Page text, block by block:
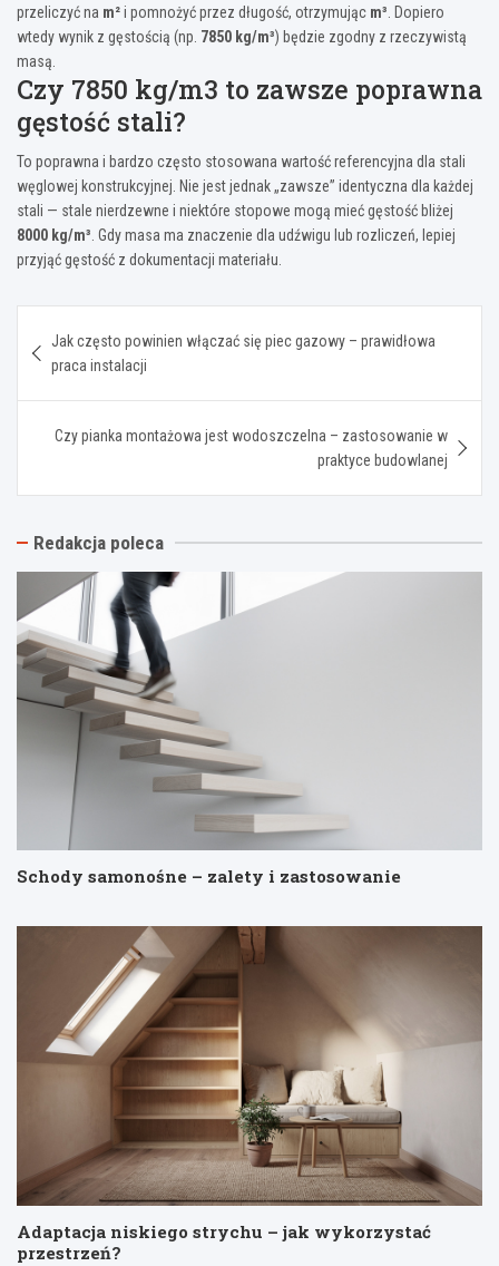
przeliczyć na m²i pomnożyć przez długość, otrzymując m³ . Dopiero
wtedy wynik z gęstością (np. 7850 kg/m³) będzie zgodny z rzeczywistą
masą.
Czy 7850 kg/m3 to zawsze poprawna
gęstość stali?
To poprawna i bardzo często stosowana wartość referencyjna dla stali
węglowej konstrukcyjnej. Nie jest jednak „zawsze” identyczna dla każdej
stali — stale nierdzewne i niektóre stopowe mogą mieć gęstość bliżej
8000 kg/m³ . Gdy masa ma znaczenie dla udźwigu lub rozliczeń, lepiej
przyjąć gęstość z dokumentacji materiału.
wpisu
Jak często powinien włączać się piec gazowy – prawidłowa
praca instalacji
Czy pianka montażowa jest wodoszczelna – zastosowanie w
praktyce budowlanej
Redakcja poleca
Schody samonośne – zalety i zastosowanie
Adaptacja niskiego strychu – jak wykorzystać
przestrzeń?